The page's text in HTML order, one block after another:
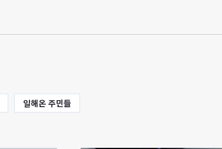
일해온 주민들